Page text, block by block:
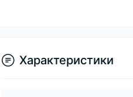
Характеристики